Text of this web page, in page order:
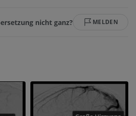
nicht ganz? MELDEN